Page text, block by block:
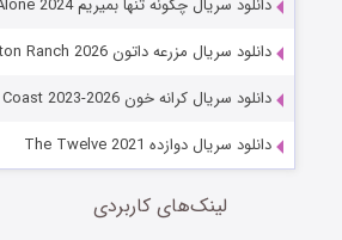
دانلود سریال چگونه تنها بمیریم How to Die Alone 2024
دانلود سریال مزرعه داتون Dutton Ranch 2026
دانلود سریال کرانه خون Blood Coast 2023-2026
دانلود سریال دوازده The Twelve 2021
لینک‌های کاربردی